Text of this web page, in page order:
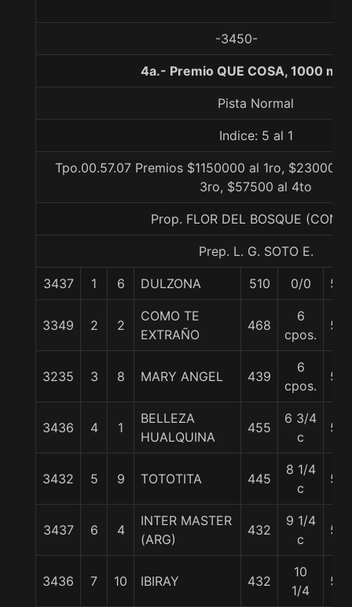
-3450-
4a.- Premio QUE COSA, 1000
Pista Normal
Indice: 5 al 1
Tpo.00.57.07 Premios $1150000 al 1ro, $230000
3ro, $57500 al 4to
Prop. FLOR DEL BOSQUE
Prep. L. G. SOTO E.
3437 1 6 DULZONA 510 0/0 59
3349 2 2
COMO TE
EXTRAÑO
468
6
cpos.
56
3235 3 8 MARY ANGEL 439
6
cpos.
56
3436 4 1
BELLEZA
HUALQUINA
455
6 3/4
c
55
3432 5 9 TOTOTITA 445
8 1/4
c
56
3437 6 4
INTER MASTER
(ARG)
432
9 1/4
c
56
3436 7 10 IBIRAY 432
10
1/4
59